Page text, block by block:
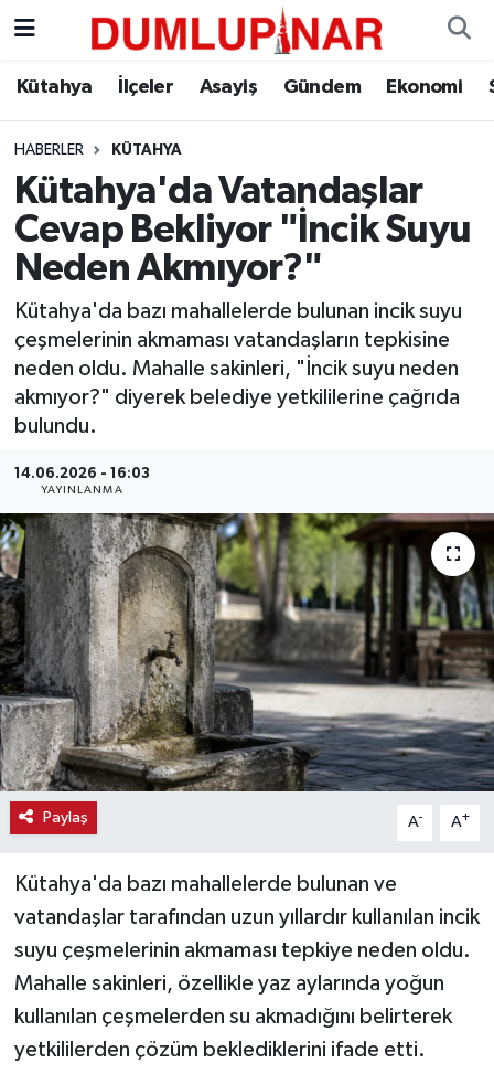
Kütahya İlçeler Asayiş Gündem Ekonomi
HABERLER KÜTAHYA
Kütahya'da Vatandaşlar
Cevap Bekliyor "İncik Suyu
Neden Akmıyor?"
Kütahya'da bazı mahallelerde bulunan incik suyu
çeşmelerinin akmaması vatandaşların tepkisine
neden oldu. Mahalle sakinleri, "İncik suyu neden
akmıyor?" diyerek belediye yetkililerine çağrıda
bulundu.
14.06.2026 - 16:03
YAYINLANMA
Paylaş A- A+
Kütahya'da bazı mahallelerde bulunan ve
vatandaşlar tarafından uzun yıllardır kullanılan incik
suyu çeşmelerinin akmaması tepkiye neden oldu.
Mahalle sakinleri, özellikle yaz aylarında yoğun
kullanılan çeşmelerden su akmadığını belirterek
yetkililerden çözüm beklediklerini ifade etti.
Asayiş
Diğer
Dünya
Eğitim
Ekonomi
Eleman
Emlak
Gündem
Haber
Haber İlanlar
Kültür-Sanat
Magazin
Resmi İlanlar
Sağlık
Seri İlan
Siyaset
Spor
Teknoloji
Kütahya Hava Durumu
Kütahya Trafik Yoğunluk Haritası
Süper Lig Puan Durumu ve Fikstür
Tüm Manşetler
Son Dakika Haberleri
Haber Arşivi